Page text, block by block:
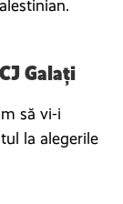
Galați
să vi-i
la alegerile